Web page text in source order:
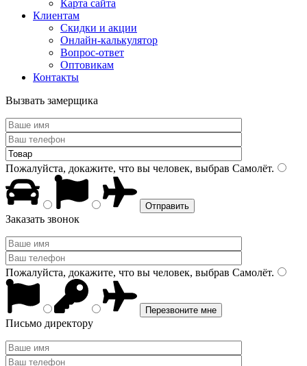
Карта сайта
Клиентам
Скидки и акции
Онлайн-калькулятор
Вопрос-ответ
Оптовикам
Контакты
Вызвать замерщика
Пожалуйста, докажите, что вы человек, выбрав Самолёт.
Заказать звонок
Пожалуйста, докажите, что вы человек, выбрав Самолёт.
Письмо директору